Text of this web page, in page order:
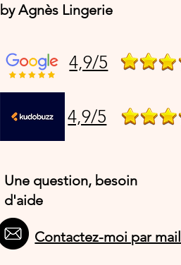
by Agnès Lingerie
4,9/5
4,9/5
Une question, besoin
d'aide
Contactez-moi par mail